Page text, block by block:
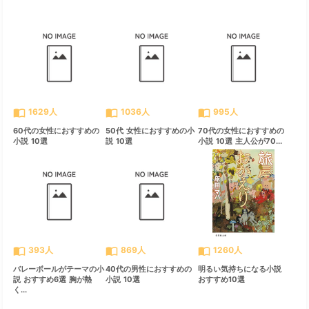
import_contacts 1629人
60代の女性におすすめの
小説 10選
import_contacts 1036人
50代 女性におすすめの小
説 10選
import_contacts 995人
70代の女性におすすめの
小説 10選 主人公が70...
import_contacts 393人
バレーボールがテーマの小
説 おすすめ6選 胸が熱
く...
import_contacts 869人
40代の男性におすすめの
小説 10選
import_contacts 1260人
明るい気持ちになる小説
おすすめ10選